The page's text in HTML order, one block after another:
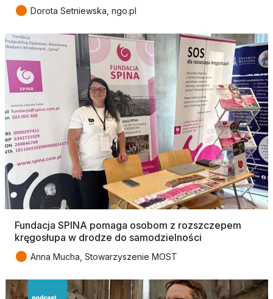
● Dorota Setniewska, ngo.pl
Fundacja SPINA pomaga osobom z rozszczepem
kręgosłupa w drodze do samodzielności
● Anna Mucha, Stowarzyszenie MOST